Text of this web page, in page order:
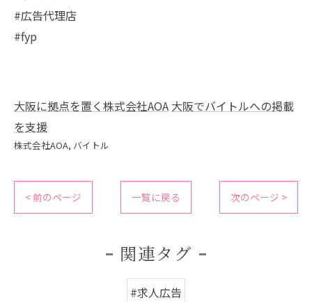
#広告代理店
#fyp
大阪に拠点を置く株式会社AOA 大阪でバイトルへの掲載
を支援
株式会社AOA バイトル
< 前のページ 一覧に戻る 次のページ >
関連タグ
#求人広告